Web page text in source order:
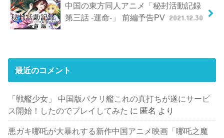
中国の東方同人アニメ「秘封活動記録
第三話 -運命-」 前編予告PV 2021.12.30
最近のコメント
「戦艦少女」 中国版パクリ艦これの真打ちが遂にサービ
ス開始！したのでプレイしてみた に 匿名 より
悪ガキ哪吒が大暴れする新作中国アニメ映画「哪吒之魔